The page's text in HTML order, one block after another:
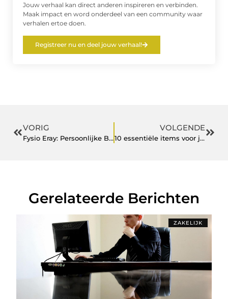
Jouw verhaal kan direct anderen inspireren en verbinden.
Maak impact en word onderdeel van een community waar
verhalen ertoe doen.
Registreer nu en deel jouw verhaal!
VORIG
Fysio Eray: Persoonlijke Begeleiding bij Knie Luxatie
VOLGENDE
10 essentiële items voor je EHBO-kit thuis en onderweg
Gerelateerde Berichten
ZAKELIJK